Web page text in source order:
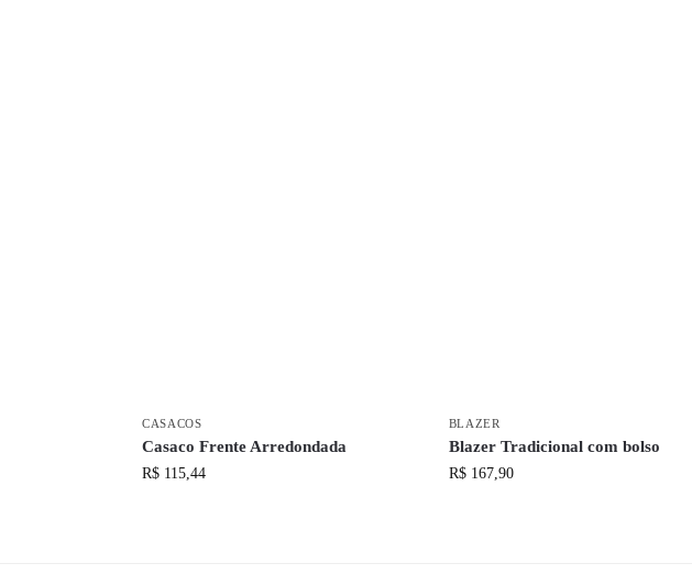
CASACOS
Casaco Frente Arredondada
R$115,44
BLAZER
Blazer Tradicional com bolso
R$167,90